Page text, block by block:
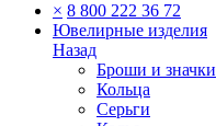
× 8 800 222 36 72
Ювелирные изделия
Назад
Броши и значки
Кольца
Серьги